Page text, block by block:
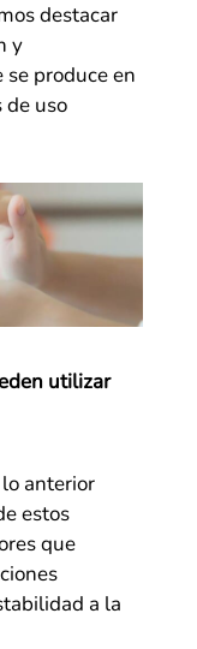
destacar
y
produce en
de uso
utilizar
anterior
estos
que
a la